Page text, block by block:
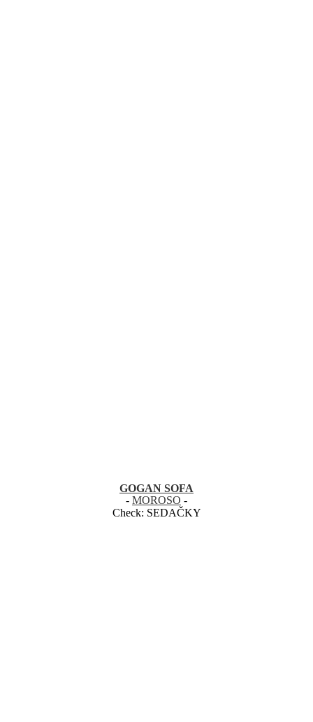
GOGAN SOFA
- MOROSO -
Check: SEDAČKY